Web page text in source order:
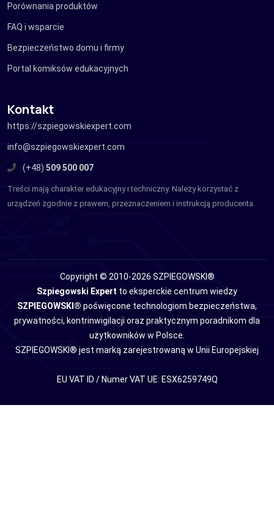
Porównania produktów
FAQ i wsparcie
Bezpieczeństwo domu i firmy
Portal komiksów edukacyjnych
Kontakt
https://szpiegowskiexpert.com
info@szpiegowskiexpert.com
(+48) 509 500 007
Treści mają charakter edukacyjny i techniczny. Należy korzystać z
urządzeń zgodnie z prawem, przeznaczeniem i instrukcją producenta.
Copyright © 2010-2026 SZPIEGOWSKI®
Szpiegowski Expert to eksperckie centrum wiedzy
SZPIEGOWSKI® poświęcone technologiom bezpieczeństwa,
prywatności, kontrinwigilacji oraz praktycznym poradnikom dla
użytkowników w Polsce.
SZPIEGOWSKI® jest marką zarejestrowaną w Unii Europejskiej
EU VAT ID / Numer VAT UE: ESX6259749Q